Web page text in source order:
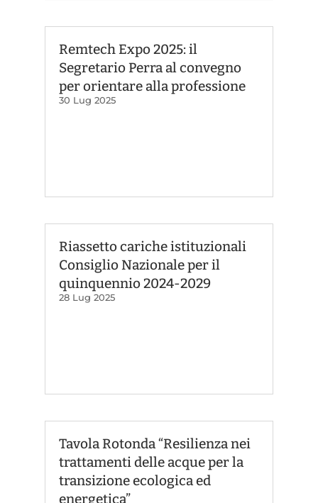
Remtech Expo 2025: il
Segretario Perra al convegno
per orientare alla professione
30 Lug 2025
Riassetto cariche istituzionali
Consiglio Nazionale per il
quinquennio 2024-2029
28 Lug 2025
Tavola Rotonda “Resilienza nei
trattamenti delle acque per la
transizione ecologica ed
energetica”